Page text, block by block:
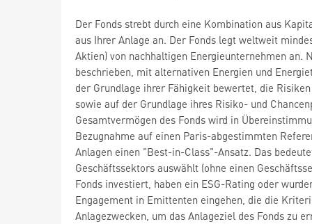
Der Fonds strebt durch eine Kombination aus
aus Ihrer Anlage an. Der Fonds legt weltweit
Aktien) von nachhaltigen Energieunternehmen an.
beschrieben, mit alternativen Energien und
der Grundlage ihrer Fähigkeit bewertet, die
sowie auf der Grundlage ihres Risiko- und
Gesamtvermögen des Fonds wird in
Bezugnahme auf einen Paris-abgestimmten
Anlagen einen "Best-in-Class"-Ansatz. Das
Geschäftssektors auswählt (ohne einen
Fonds investiert, haben ein ESG-Rating oder
Engagement in Emittenten eingehen, die die
Anlagezwecken, um das Anlageziel des Fonds zu